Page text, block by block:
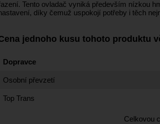
Tento ovladač vyniká především nízkou
díky čemuž uspokojí potřeby i těch
jednoho kusu tohoto produktu
Dopravce
Osobní převzetí
Top Trans
Celkovou